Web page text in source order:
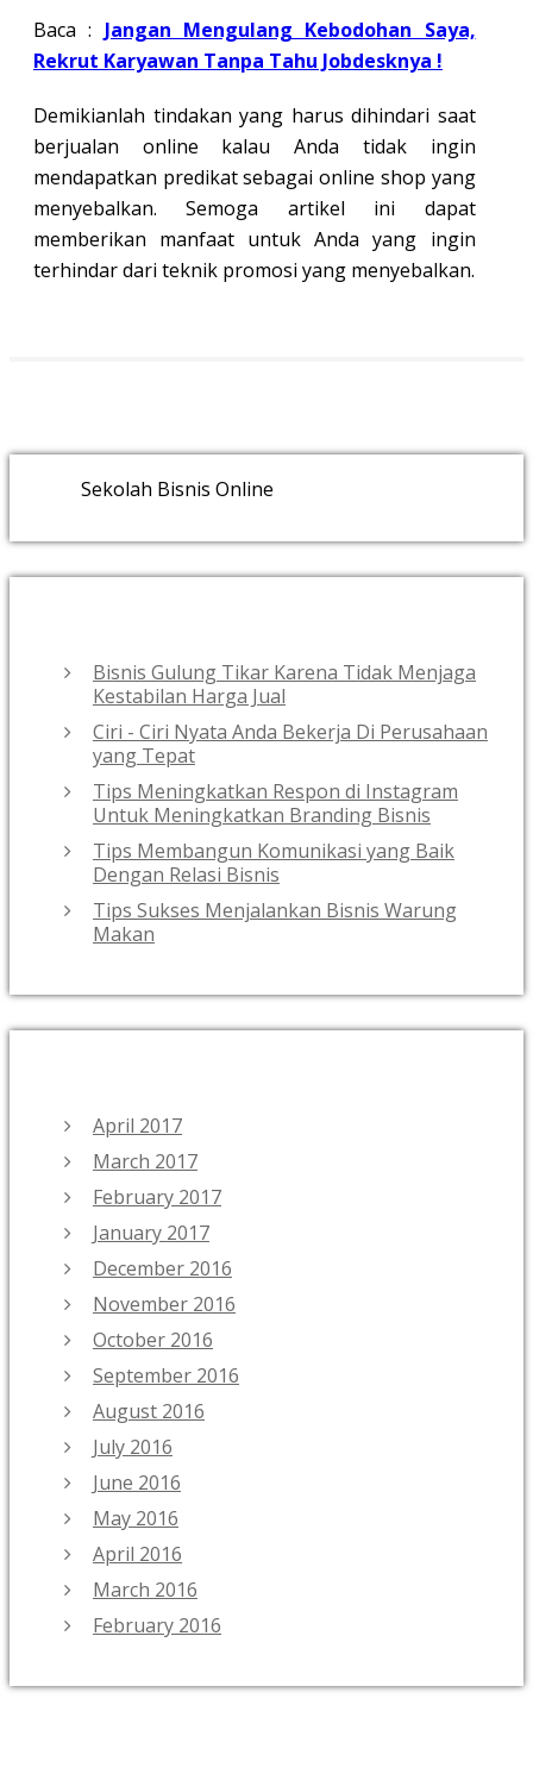
Baca : Jangan Mengulang Kebodohan Saya,
Rekrut Karyawan Tanpa Tahu Jobdesknya !
Demikianlah tindakan yang harus dihindari saat
berjualan online kalau Anda tidak ingin
mendapatkan predikat sebagai online shop yang
menyebalkan. Semoga artikel ini dapat
memberikan manfaat untuk Anda yang ingin
terhindar dari teknik promosi yang menyebalkan.
Sekolah Bisnis Online
Bisnis Gulung Tikar Karena Tidak Menjaga
Kestabilan Harga Jual
Ciri - Ciri Nyata Anda Bekerja Di Perusahaan
yang Tepat
Tips Meningkatkan Respon di Instagram
Untuk Meningkatkan Branding Bisnis
Tips Membangun Komunikasi yang Baik
Dengan Relasi Bisnis
Tips Sukses Menjalankan Bisnis Warung
Makan
April 2017
March 2017
February 2017
January 2017
December 2016
November 2016
October 2016
September 2016
August 2016
July 2016
June 2016
May 2016
April 2016
March 2016
February 2016